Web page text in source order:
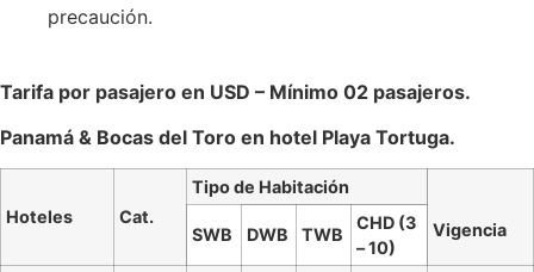
precaución.
Tarifa por pasajero en USD – Mínimo 02 pasajeros.
Panamá & Bocas del Toro en hotel Playa Tortuga.
Hoteles Cat.
Tipo de Habitación
Vigencia
SWB DWB TWB
CHD (3
– 10)